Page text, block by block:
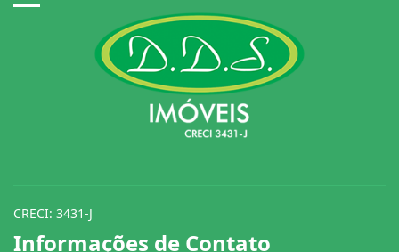
CRECI: 3431-J
Informações de Contato